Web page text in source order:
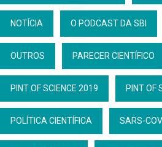
NOTÍCIA O PODCAST DA SBI
OUTROS PARECER CIENTÍFICO
PINT OF SCIENCE 2019 PINT OF
POLÍTICA CIENTÍFICA SARS-